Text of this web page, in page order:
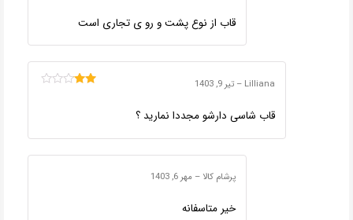
قاب از نوع پشت و رو ی تجاری است
Lilliana
– تیر 9, 1403
قاب شاسی دارشو مجددا نمارید ؟
پرشام کالا– مهر 6, 1403
خیر متاسفانه